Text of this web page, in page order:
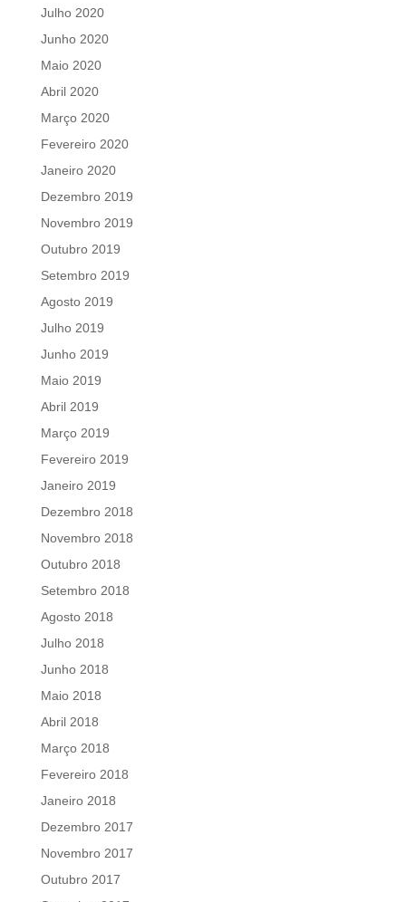
Julho 2020
Junho 2020
Maio 2020
Abril 2020
Março 2020
Fevereiro 2020
Janeiro 2020
Dezembro 2019
Novembro 2019
Outubro 2019
Setembro 2019
Agosto 2019
Julho 2019
Junho 2019
Maio 2019
Abril 2019
Março 2019
Fevereiro 2019
Janeiro 2019
Dezembro 2018
Novembro 2018
Outubro 2018
Setembro 2018
Agosto 2018
Julho 2018
Junho 2018
Maio 2018
Abril 2018
Março 2018
Fevereiro 2018
Janeiro 2018
Dezembro 2017
Novembro 2017
Outubro 2017